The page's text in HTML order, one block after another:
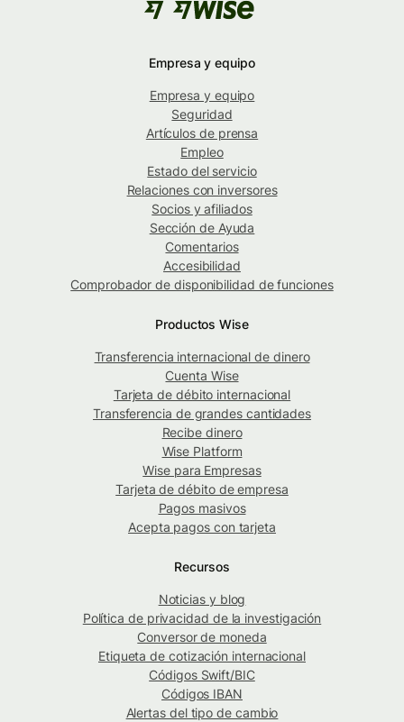
Empresa y equipo
Empresa y equipo
Seguridad
Artículos de prensa
Empleo
Estado del servicio
Relaciones con inversores
Socios y afiliados
Sección de Ayuda
Comentarios
Accesibilidad
Comprobador de disponibilidad de funciones
Productos Wise
Transferencia internacional de dinero
Cuenta Wise
Tarjeta de débito internacional
Transferencia de grandes cantidades
Recibe dinero
Wise Platform
Wise para Empresas
Tarjeta de débito de empresa
Pagos masivos
Acepta pagos con tarjeta
Recursos
Noticias y blog
Política de privacidad de la investigación
Conversor de moneda
Etiqueta de cotización internacional
Códigos Swift/BIC
Códigos IBAN
Alertas del tipo de cambio